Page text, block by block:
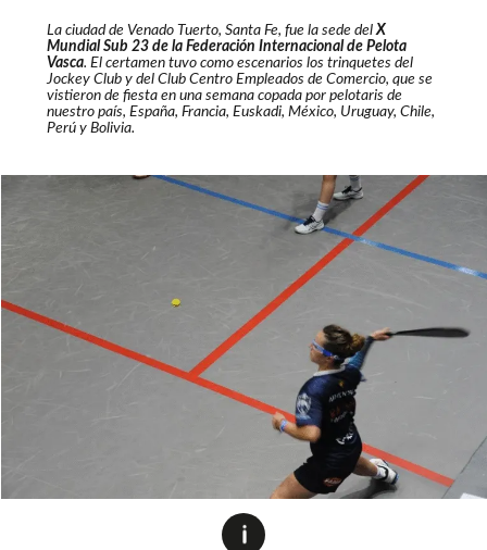
La ciudad de Venado Tuerto, Santa Fe, fue la sede delX
Mundial Sub 23 de la Federación Internacional de Pelota
Vasca. El certamen tuvo como escenarios los trinquetes del
Jockey Club y del Club Centro Empleados de Comercio, que se
vistieron de fiesta en una semana copada por pelotaris de
nuestro país, España, Francia, Euskadi, México, Uruguay, Chile,
Perú y Bolivia.